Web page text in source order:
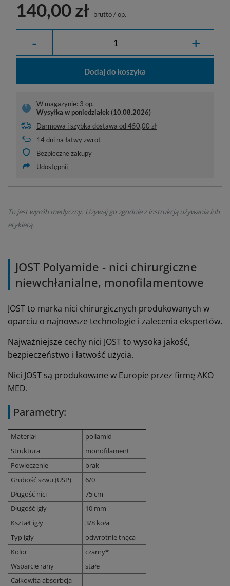
140,00 zł brutto/op.
- +
Dodaj do koszyka
W magazynie: 3 op.
Wysyłka w poniedziałek (10.08.2026)
Darmowa i szybka dostawa od450,00 zł
14dni na łatwy zwrot
Bezpieczne zakupy
Udostępnij
To jest wyrób medyczny. Używaj go zgodnie z instrukcją używania lub
etykietą.
JOST Polyamide - nici chirurgiczne
niewchłanialne, monofilamentowe
JOST to marka nici chirurgicznych produkowanych w
oparciu o najnowsze technologie i zalecenia ekspertów.
Najważniejsze cechy nici JOST to wysoka jakość,
bezpieczeństwo i łatwość użycia.
Nici JOST są produkowane w Europie przez firmę AKO
MED.
Parametry:
Materiał
poliamid
Struktura
monofilament
Powleczenie
brak
Grubość szwu (USP)
6/0
Długość nici
75 cm
Długość igły
10 mm
Kształt igły
3/8 koła
Typ igły
odwrotnie tnąca
Kolor
czarny*
Wsparcie rany
stałe
Całkowita absorbcja
-